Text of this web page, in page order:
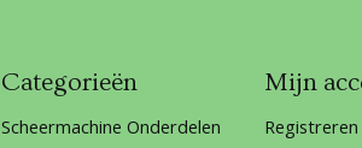
Categorieën
Scheermachine Onderdelen
Mijn
Registreren